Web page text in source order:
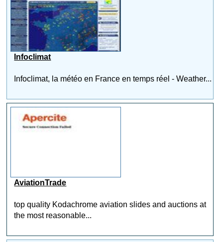
Infoclimat
Infoclimat, la météo en France en temps réel - Weather...
AviationTrade
top quality Kodachrome aviation slides and auctions at
the most reasonable...